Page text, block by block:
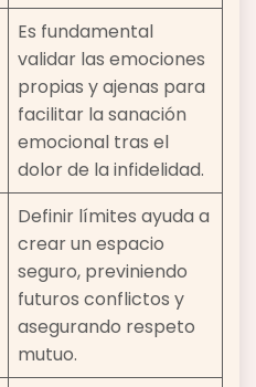
Es fundamental
validar las emociones
propias y ajenas para
facilitar la sanación
emocional tras el
dolor de la infidelidad.
Definir límites ayuda a
crear un espacio
seguro, previniendo
futuros conflictos y
asegurando respeto
mutuo.